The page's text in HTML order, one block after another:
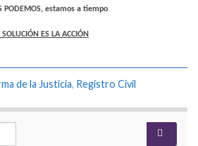
PODEMOS, estamos a tiempo
SOLUCIÓN ES LA ACCIÓN
de la Justicia, Registro Civil